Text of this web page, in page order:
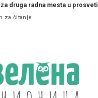
druga radna mesta u prosveti
za čitanje